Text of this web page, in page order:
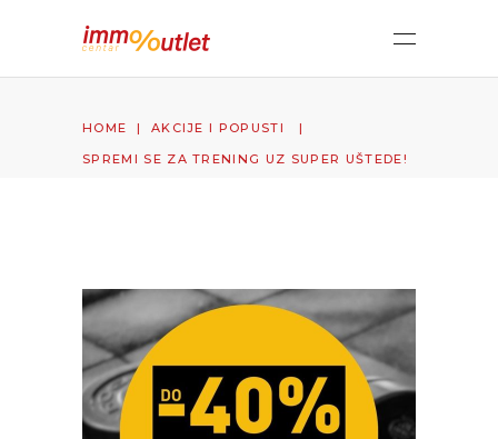
HOME | AKCIJE I POPUSTI |
SPREMI SE ZA TRENING UZ SUPER UŠTEDE!